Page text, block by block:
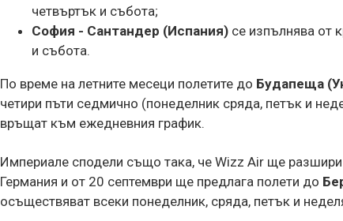
четвъртък и събота;
София - Сантандер (Испания) се изпълнява от
и събота.
По време на летните месеци полетите до Будапеща
четири пъти седмично (понеделник сряда, петък и
връщат към ежедневния график.
Империале сподели също така, че Wizz Air ще разшири
Германия и от 20 септември ще предлага полети до
осъществяват всеки понеделник, сряда, петък и